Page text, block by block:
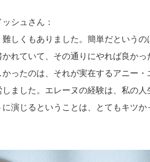
シュさん：
しくもありました。簡単だという
かれていて、その通りにやれば良か
かったのは、それが実在するアニー
ました。エレーヌの経験は、私の
演じるということは、とてもキツ